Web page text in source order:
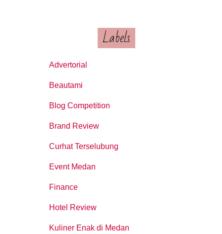
Labels
Advertorial
Beautami
Blog Competition
Brand Review
Curhat Terselubung
Event Medan
Finance
Hotel Review
Kuliner Enak di Medan